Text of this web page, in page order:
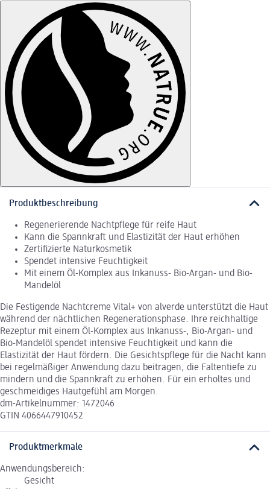
Produktbeschreibung
Regenerierende Nachtpflege für reife Haut
Kann die Spannkraft und Elastizität der Haut erhöhen
Zertifizierte Naturkosmetik
Spendet intensive Feuchtigkeit
Mit einem Öl-Komplex aus Inkanuss- Bio-Argan- und Bio-
Mandelöl
Die Festigende Nachtcreme Vital+ von alverde unterstützt die Haut
während der nächtlichen Regenerationsphase. Ihre reichhaltige
Rezeptur mit einem Öl-Komplex aus Inkanuss-, Bio-Argan- und
Bio-Mandelöl spendet intensive Feuchtigkeit und kann die
Elastizität der Haut fördern. Die Gesichtspflege für die Nacht kann
bei regelmäßiger Anwendung dazu beitragen, die Faltentiefe zu
mindern und die Spannkraft zu erhöhen. Für ein erholtes und
geschmeidiges Hautgefühl am Morgen.
dm-Artikelnummer: 1472046
GTIN 4066447910452
Produktmerkmale
Anwendungsbereich:
Gesicht